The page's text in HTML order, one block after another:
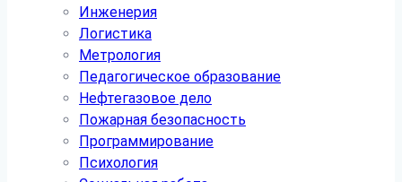
Инженерия
Логистика
Метрология
Педагогическое образование
Нефтегазовое дело
Пожарная безопасность
Программирование
Психология